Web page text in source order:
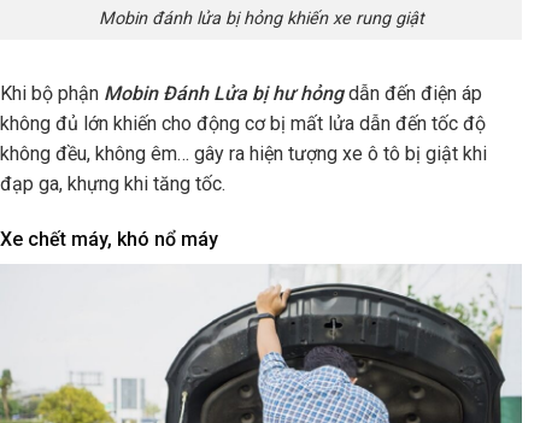
Mobin đánh lửa bị hỏng khiến xe rung giật
Khi bộ phận Mobin Đánh Lửa bị hư hỏngdẫn đến điện áp
không đủ lớn khiến cho động cơ bị mất lửa dẫn đến tốc độ
không đều, không êm… gây ra hiện tượng xe ô tô bị giật khi
đạp ga, khựng khi tăng tốc.
Xe chết máy, khó nổ máy